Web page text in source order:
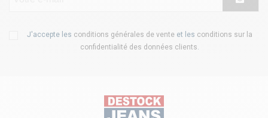
J'accepte les conditions générales de vente et les conditions sur la
confidentialité des données clients